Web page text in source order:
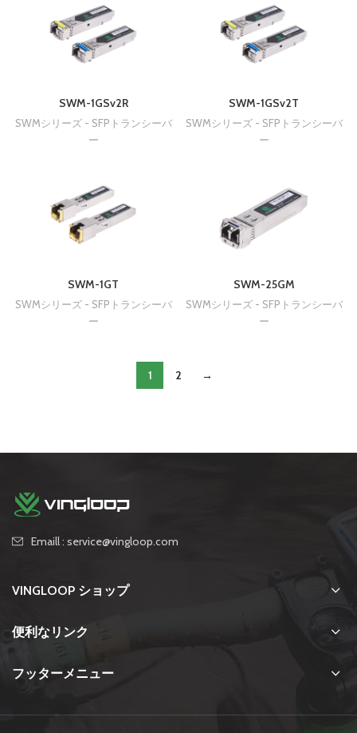
SWM-1GSv2R
SWMシリーズ - SFPトランシーバ
ー
SWM-1GSv2T
SWMシリーズ - SFPトランシーバ
ー
SWM-1GT
SWMシリーズ - SFPトランシーバ
ー
SWM-25GM
SWMシリーズ - SFPトランシーバ
ー
1 2 →
Emaill : service@vingloop.com
VINGLOOP ショップ
便利なリンク
フッターメニュー